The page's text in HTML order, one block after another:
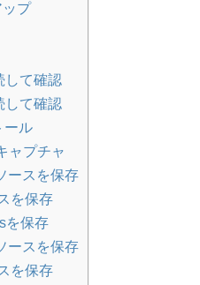
ップ
して確認
して確認
ール
ャプチャ
ースを保存
を保存
を保存
ースを保存
を保存